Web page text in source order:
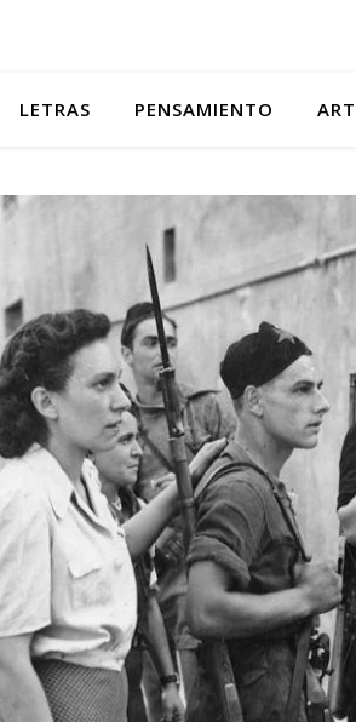
LETRAS PENSAMIENTO